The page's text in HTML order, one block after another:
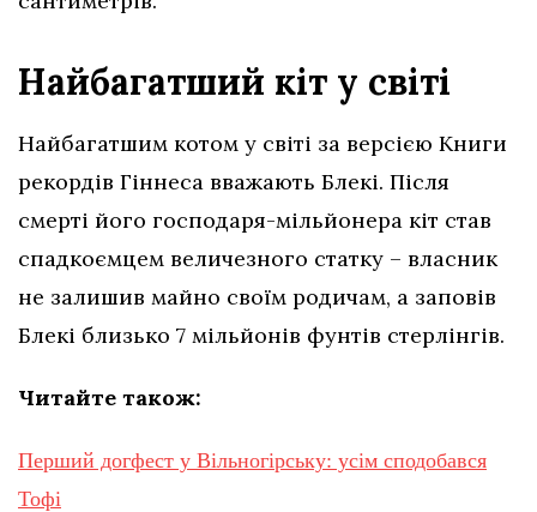
Найбагатший кіт у світі
Найбагатшим котом у світі за версією Книги
рекордів Гіннеса вважають Блекі. Після
смерті його господаря-мільйонера кіт став
спадкоємцем величезного статку – власник
не залишив майно своїм родичам, а заповів
Блекі близько 7 мільйонів фунтів стерлінгів.
Читайте також:
Перший догфест у Вільногірську: усім сподобався
Тофі